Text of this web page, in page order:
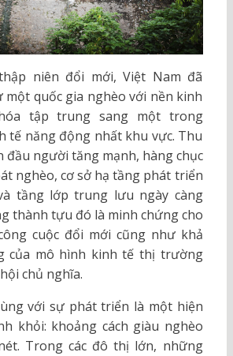
niên đổi mới, Việt Nam đã
một quốc gia nghèo với nền kinh
tập trung sang một trong
tế năng động nhất khu vực. Thu
đầu người tăng mạnh, hàng chục
nghèo, cơ sở hạ tầng phát triển
tầng lớp trung lưu ngày càng
thành tựu đó là minh chứng cho
cuộc đổi mới cũng như khả
của mô hình kinh tế thị trường
chủ nghĩa.
với sự phát triển là một hiện
khỏi: khoảng cách giàu nghèo
Trong các đô thị lớn, những